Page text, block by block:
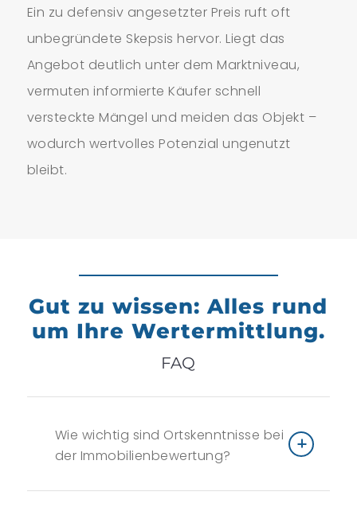
Ein zu defensiv angesetzter Preis ruft oft
unbegründete Skepsis hervor. Liegt das
Angebot deutlich unter dem Marktniveau,
vermuten informierte Käufer schnell
versteckte Mängel und meiden das Objekt –
wodurch wertvolles Potenzial ungenutzt
bleibt.
Gut zu wissen: Alles rund
um Ihre Wertermittlung.
FAQ
Wie wichtig sind Ortskenntnisse bei
der Immobilienbewertung?